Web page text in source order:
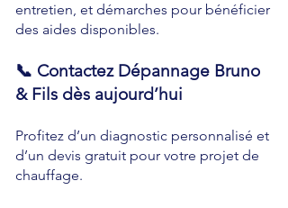
entretien, et démarches pour bénéficier
des aides disponibles.
📞 Contactez Dépannage Bruno
& Fils dès aujourd’hui
Profitez d’un diagnostic personnalisé et
d’un devis gratuit pour votre projet de
chauffage.